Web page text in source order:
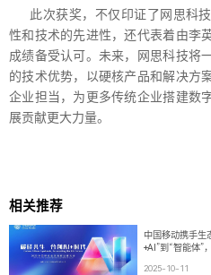
此次获奖，不仅印证了网思科
性和技术的先进性，还代表着由李
成绩备受认可。未来，网思科技将
的技术优势，以硬核产品和解决方
企业担当，为更多传统企业搭建数
展贡献更大力量。
相关推荐
中国移动携手
+AI”到“智能体”
2025-10-11